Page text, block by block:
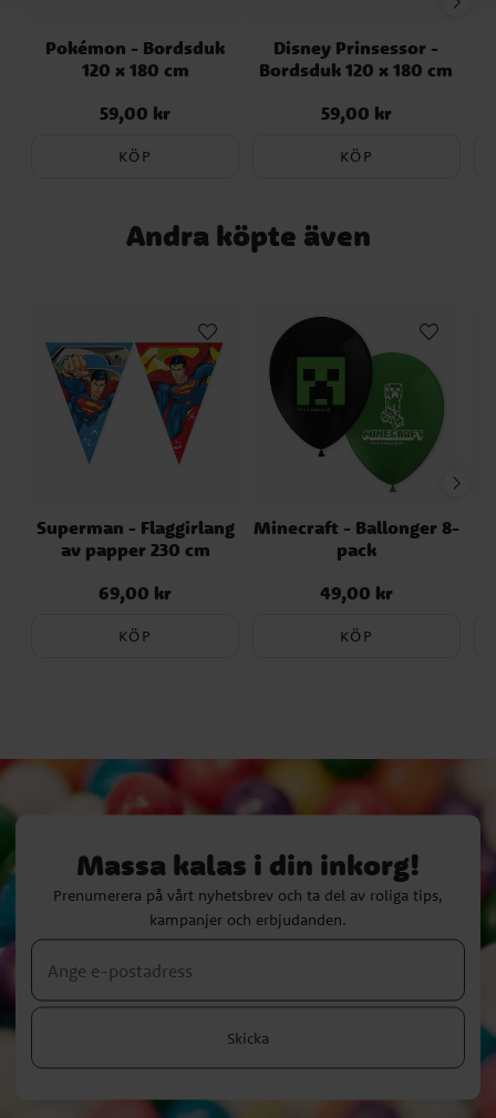
Pokémon - Bordsduk
120 x 180 cm
Pris:59,00 kr
59,00 kr
KÖP
Disney Prinsessor -
Bordsduk 120 x 180 cm
Pris:59,00 kr
59,00 kr
KÖP
Andra köpte även
Superman - Flaggirlang
av papper 230 cm
Pris:69,00 kr
69,00 kr
KÖP
Minecraft - Ballonger 8-
pack
Pris:49,00 kr
49,00 kr
KÖP
Massa kalas i din inkorg!
Prenumerera på vårt nyhetsbrev och ta del av roliga tips,
kampanjer och erbjudanden.
Skicka